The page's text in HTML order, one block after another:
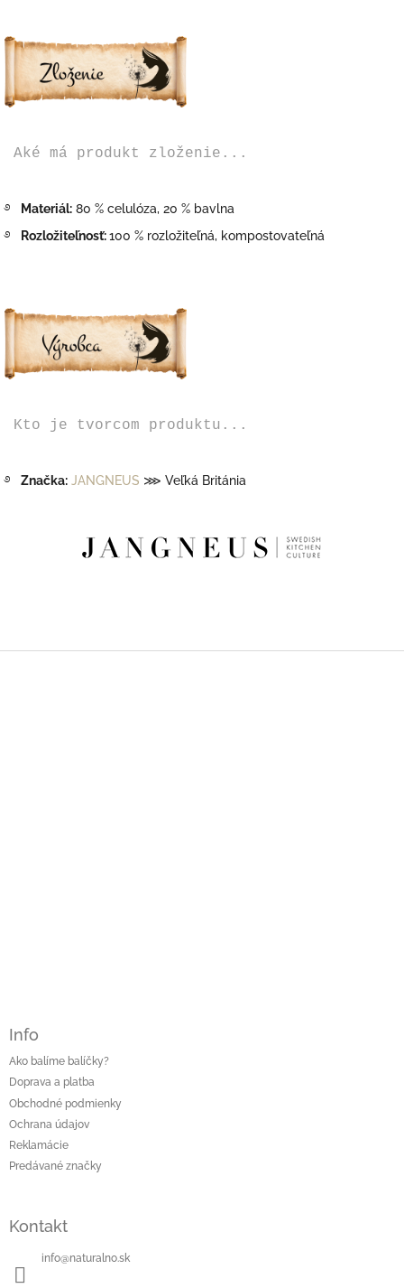
Aké má produkt zloženie...
࿔ Materiál: 80 % celulóza, 20 % bavlna
࿔
Rozložiteľnosť:100 % rozložiteľná, kompostovateľná
Kto je tvorcom produktu...
࿔ Značka: JANGNEUS ⋙ Veľká Británia
Info
Ako balíme balíčky?
Doprava a platba
Obchodné podmienky
Ochrana údajov
Reklamácie
Predávané značky
Kontakt
info@naturalno.sk